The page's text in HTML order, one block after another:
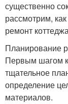
существенно
рассмотрим,
ремонт
Планирование
Первым шагом
тщательное
определение
материалов.